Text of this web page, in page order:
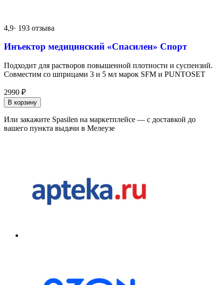
4,9· 193 отзыва
Инъектор медицинский «Спасилен» Спорт
Подходит для растворов повышенной плотности и суспензий.
Совместим со шприцами 3 и 5 мл марок SFM и PUNTOSET
2990 ₽
В корзину
Или закажите Spasilen на маркетплейсе — с доставкой до
вашего пункта выдачи в Мелеузе